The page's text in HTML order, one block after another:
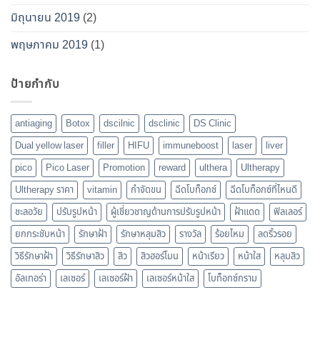
มิถุนายน 2019 (2)
พฤษภาคม 2019 (1)
ป้ายกำกับ
antiaging Botox dscilnic dsclinic
DS Clinic
Dual yellow laser
filler HIFU immuneboost laser
liver
pico
Pico Laser Promotion reward ulthera
Ultherapy
Ultherapy ราคา
vitamin กำจัดขน ฉีดโบท็อกซ์
ฉีดโบท็อกซ์ที่ไหนดี
ชะลอวัย
ปรับรูปหน้า ผู้เชี่ยวชาญด้านการปรับรูปหน้า ฝ้าแดด
ฟิลเลอร์
ยกกระชับหน้า
รักษาฝ้า รักษาหลุมสิว รางวัล ร้อยไหม
ลดริ้วรอย
วิธีรักษาฝ้า
วิธีรักษาสิว สิว สิวฮอร์โมน หน้าเรียว หน้าใส
หลุมสิว
อัลเทอร่า
เลเซอร์ เลเซอร์ฝ้า เลเซอร์หน้าใส โบท็อกซ์กราม